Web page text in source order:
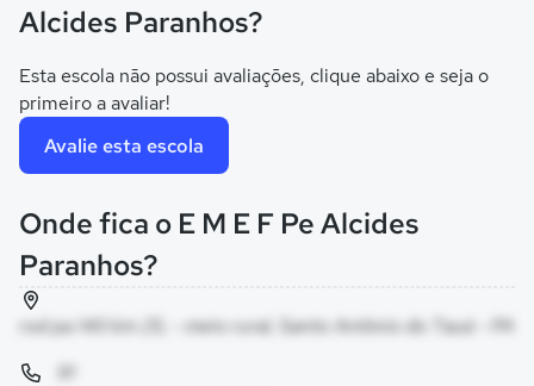
Alcides Paranhos?
Esta escola não possui avaliações, clique abaixo e seja o
primeiro a avaliar!
Avalie esta escola
Onde fica o E M E F Pe Alcides
Paranhos?
rod pa 140 km 25, - meio rural, Santo Antônio do Tauá - PA